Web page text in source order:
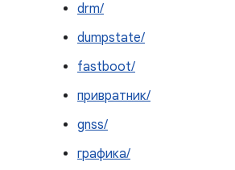
drm/
dumpstate/
fastboot/
привратник/
gnss/
графика/